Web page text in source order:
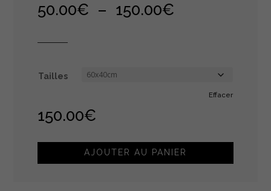
50.00€ – 150.00€
150.00€
Tailles
Effacer
150.00€
AJOUTER AU PANIER